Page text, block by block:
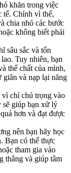
khăn trong việc
tế. Chính vì thế,
chia nhỏ các bước
không biết phải
sâu sắc và tốn
Tuy nhiên, bạn
thể chất của mình,
giãn và nạp lại năng
chỉ chú trọng vào
giúp bạn xử lý
hơn và đạt được
nên bạn hãy học
Bạn có thể thực
tham gia vào
thẳng và giúp tâm